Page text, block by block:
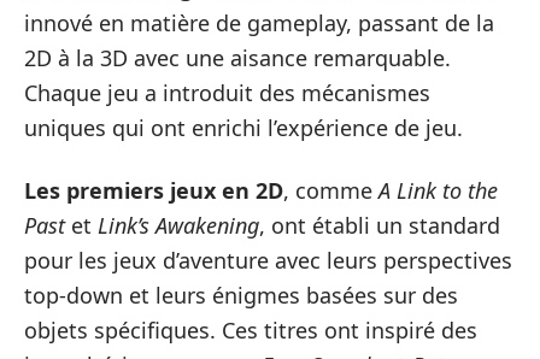
innové en matière de gameplay, passant de la
2D à la 3D avec une aisance remarquable.
Chaque jeu a introduit des mécanismes
uniques qui ont enrichi l’expérience de jeu.
Les premiers jeux en 2D, commeA Link to the
Pastet Link’s Awakening, ont établi un standard
pour les jeux d’aventure avec leurs perspectives
top-down et leurs énigmes basées sur des
objets spécifiques. Ces titres ont inspiré des